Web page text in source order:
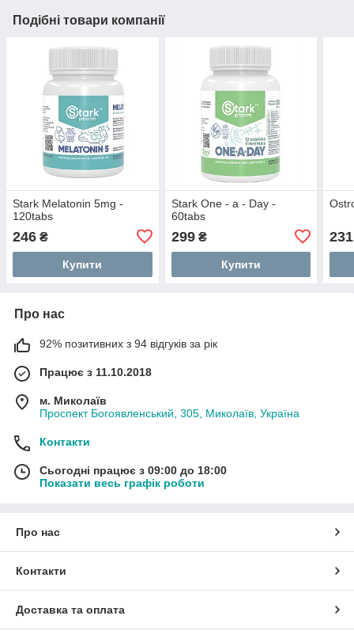
Подібні товари компанії
Stark Melatonin 5mg -
120tabs
246 ₴
Купити
Stark One - a - Day -
60tabs
299₴
Купити
231
Про нас
92% позитивних з 94 відгуків за рік
Працює з 11.10.2018
м. Миколаїв
Проспект Богоявленський, 305, Миколаїв, Україна
Контакти
Сьогодні працює з 09:00 до 18:00
Показати весь графік роботи
Про нас
Контакти
Доставка та оплата